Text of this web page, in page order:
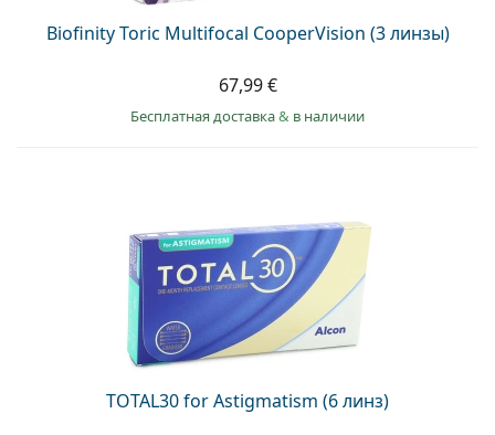
Biofinity Toric Multifocal CooperVision (3 линзы)
67,99 €
Бесплатная доставка& в наличии
TOTAL30 for Astigmatism (6 линз)